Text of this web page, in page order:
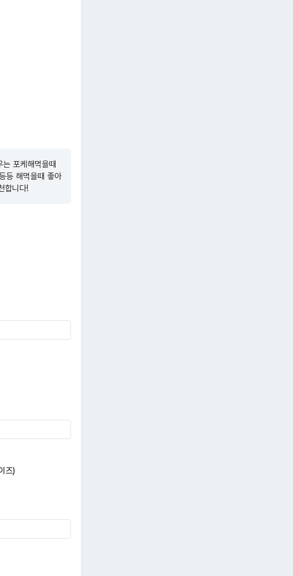
포케해먹을때
등 해먹을때 좋아
합니다!
즈)